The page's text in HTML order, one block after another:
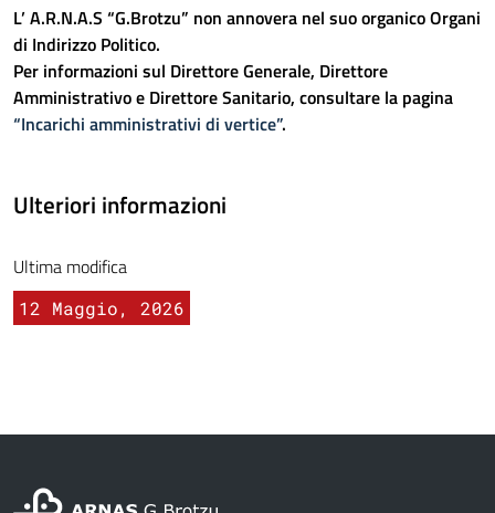
L’ A.R.N.A.S “G.Brotzu” non annovera nel suo organico Organi
di Indirizzo Politico.
Per informazioni sul Direttore Generale, Direttore
Amministrativo e Direttore Sanitario, consultare la pagina
“Incarichi amministrativi di vertice”.
Ulteriori informazioni
Ultima modifica
12 Maggio, 2026